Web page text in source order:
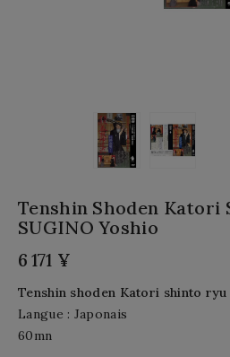
Tenshin Shoden Katori
SUGINO Yoshio
6 171 ¥
Tenshin shoden Katori shinto ryu
Langue : Japonais
60mn